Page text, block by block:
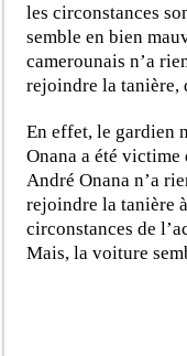
les circonstances
semble en bien
camerounais n’a
rejoindre la tanière,
En effet, le gardien
Onana a été
André Onana n’a
rejoindre la tanière
circonstances de
Mais, la voiture